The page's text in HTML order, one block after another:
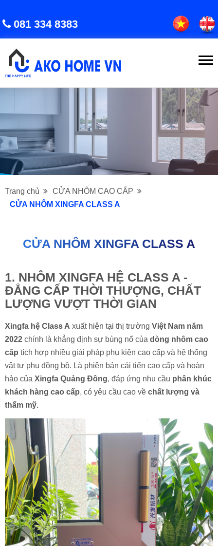
081 334 8383
Trang chủ
CỬA NHÔM CAO CẤP
CỬA NHÔM XINGFA CLASS A
CỬA NHÔM XINGFA CLASS A
1. NHÔM XINGFA HỆ CLASS A -
ĐẲNG CẤP THỜI THƯỢNG, CHẤT
LƯỢNG VƯỢT THỜI GIAN
Xingfa hệ Class A xuất hiện tại thị trường Việt Nam năm
2022 chính là khẳng định sự bùng nổ của dòng nhôm cao
cấp tích hợp nhiều giải pháp phụ kiện cao cấp và hệ thống
vật tư phụ đồng bộ. Là phiên bản cải tiến cao cấp và hoàn
hảo của Xingfa Quảng Đông, đáp ứng nhu cầu phân khúc
khách hàng cao cấp, có yêu cầu cao về chất lượng và
thẩm mỹ.